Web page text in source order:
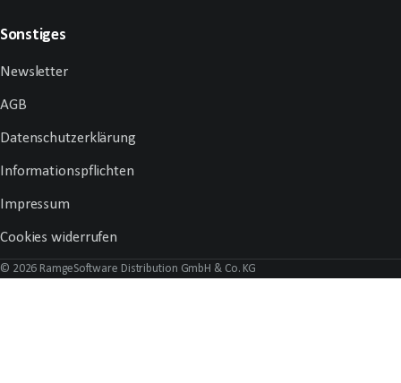
Sonstiges
Newsletter
AGB
Datenschutzerklärung
Informationspflichten
Impressum
Cookies widerrufen
© 2026 RamgeSoftware Distribution GmbH & Co. KG